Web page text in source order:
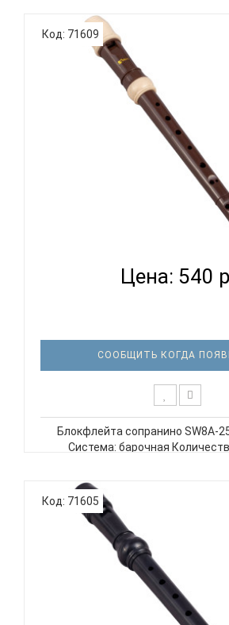
3 части, пластиковый корпус,
Код: 71609
SWAN SW8A-25B - БЛОКФЛЕЙТА
Цена: 540
СООБЩИТЬ КОГДА
Блокфлейта сопранино SW8A-
Система: барочная
система, 2 части, пластиковый
Код: 71605